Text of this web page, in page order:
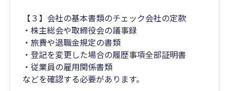
【３】会社の基本書類のチェック会社の定款
・株主総会や取締役会の議事録
・旅費や退職金規定の書類
・登記を変更した場合の履歴事項全部証明書
・従業員の雇用関係書類
などを確認する必要があります。